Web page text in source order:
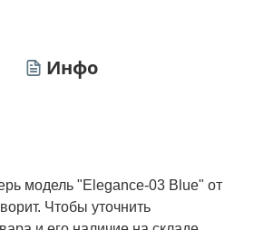
Инфо
модель "Elegance-03 Blue" от
Чтобы уточнить